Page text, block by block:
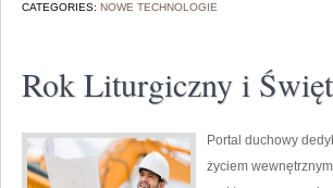
CATEGORIES: NOWE TECHNOLOGIE
Rok Liturgiczny i
Portal duchowy
życiem